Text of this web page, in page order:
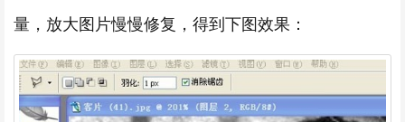
量，放大图片慢慢修复，得到下图效果：